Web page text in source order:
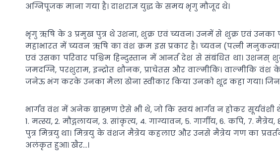
अग्निपूजक माना गया है। दाशराज्ञ युद्ध के समय भृगु मौजूद थे।
भृगु ऋषि के 3 प्रमुख पुत्र थे उशना, शुक्र एवं च्यवन। उनमें से शुक्र एवं उनका
महाभारत में च्यवन ऋषि का वंश क्रम इस प्रकार है। च्यवन (पत्नी
एवं उसका परिवार पश्चिम हिन्दुस्तान में आनर्त देश से संबंधित था।
जमदग्नि, परशुराम, इन्द्रोत शौनक, प्राचेतस और वाल्मीकि। वाल्मीकि
जनेऊ भंग करके उनका मैला ढोना स्वीकार किया उनको शूद्र कहा गया। जिन
भार्गव वंश में अनेक ब्राह्मण ऐसे भी थे, जो कि स्वयं भार्गव न होकर
1. मत्स्य, 2. मौद्गलायन, 3. सांकृत्य, 4. गाग्यावन, 5. गार्गीय, 6. कपि, 7.
पुत्र मित्रयु था। मित्रयु के वंशज मैत्रेय कहलाए और उनसे मैत्रेय गण का
अलंकृत हुआ। खैर…।